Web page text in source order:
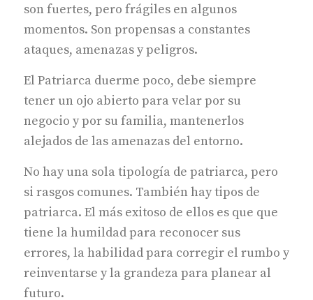
son fuertes, pero frágiles en algunos
momentos. Son propensas a constantes
ataques, amenazas y peligros.
El Patriarca duerme poco, debe siempre
tener un ojo abierto para velar por su
negocio y por su familia, mantenerlos
alejados de las amenazas del entorno.
No hay una sola tipología de patriarca, pero
si rasgos comunes. También hay tipos de
patriarca. El más exitoso de ellos es que que
tiene la humildad para reconocer sus
errores, la habilidad para corregir el rumbo y
reinventarse y la grandeza para planear al
futuro.